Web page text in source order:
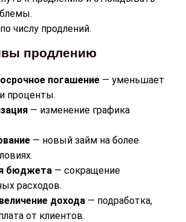
числу продлений.
продлению
погашение — уменьшает
проценты.
— изменение графика
— новый займ на более
бюджета — сокращение
расходов.
дохода — подработка,
от клиентов.